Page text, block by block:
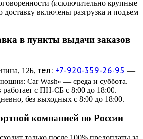
(исключительно крупные
доставку включены разгрузка и подъем
в пункты выдачи заказов
12Б, тел: +7-920-359-26-95 —
Car Wash» — среда и суббота.
работает с ПН-СБ с 8:00 до 18:00.
без выходных с 8:00 до 18:00.
компанией по России
только после 100% предоплаты за